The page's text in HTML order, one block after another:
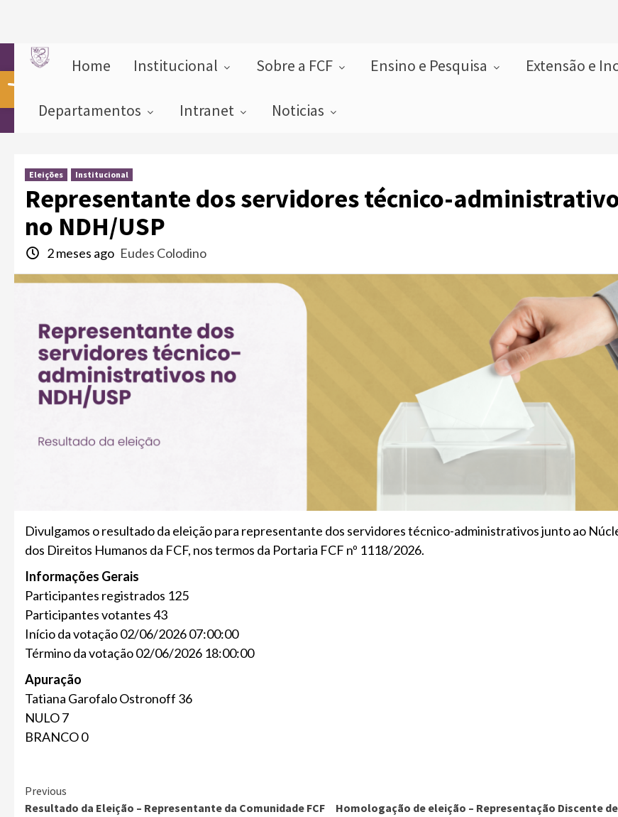
Abrir a barra de ferramentas
Home Institucional Sobre a FCF Ensino e Pesquisa Extensão e
Departamentos Intranet Noticias
Eleições Institucional
Representante dos servidores técnico-
no NDH/USP
2 meses ago Eudes Colodino
Divulgamos o resultado da eleição para representante dos servidores técnico-administrativos junto ao
dos Direitos Humanos da FCF, nos termos da Portaria FCF nº 1118/2026.
Informações Gerais
Participantes registrados 125
Participantes votantes 43
Início da votação 02/06/2026 07:00:00
Término da votação 02/06/2026 18:00:00
Apuração
Tatiana Garofalo Ostronoff 36
NULO 7
BRANCO 0
Previous
Resultado da Eleição – Representante da Comunidade FCF
Homologação de eleição – Representação Discente